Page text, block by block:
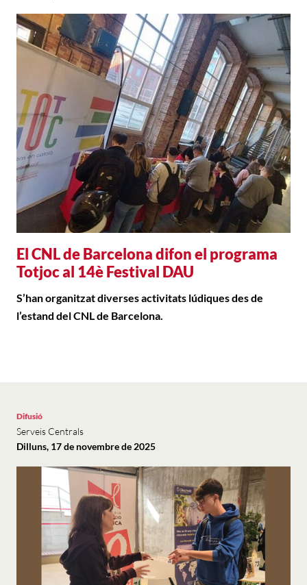
El CNL de Barcelona difon el programa
Totjoc al 14è Festival DAU
S’han organitzat diverses activitats lúdiques des de
l’estand del CNL de Barcelona.
Difusió
Serveis Centrals
Dilluns, 17 de novembre de 2025